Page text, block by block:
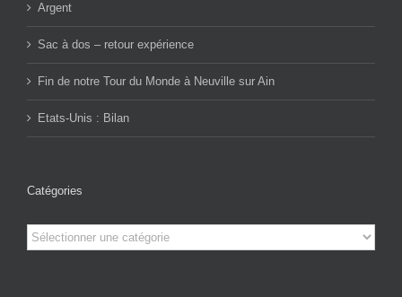
Argent
Sac à dos – retour expérience
Fin de notre Tour du Monde à Neuville sur Ain
Etats-Unis : Bilan
Catégories
Catégories